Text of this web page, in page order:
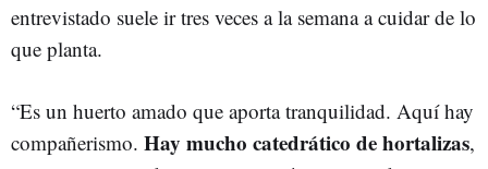
entrevistado suele ir tres veces a la semana a cuidar de lo
que planta.
“Es un huerto amado que aporta tranquilidad. Aquí hay
compañerismo. Hay mucho catedrático de hortalizas,